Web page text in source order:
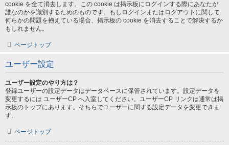
cookie を全て消去します。この cookie は掲示板にログインする際にあなたが
誰なのかを識別するためのものです。もしログインまたはログアウトに関して
何らかの問題を抱えている場合、掲示板の cookie を消去することで解決するか
もしれません。
ページトップ
ユーザー設定
ユーザー設定のやり方は？
登録ユーザーの設定データはデータベースに保管されています。設定データを
変更するには ユーザーCP へ入室してください。ユーザーCP リンクは通常は掲
示板のトップにあります。そちらでユーザーに関する設定データを変更できま
す。
ページトップ